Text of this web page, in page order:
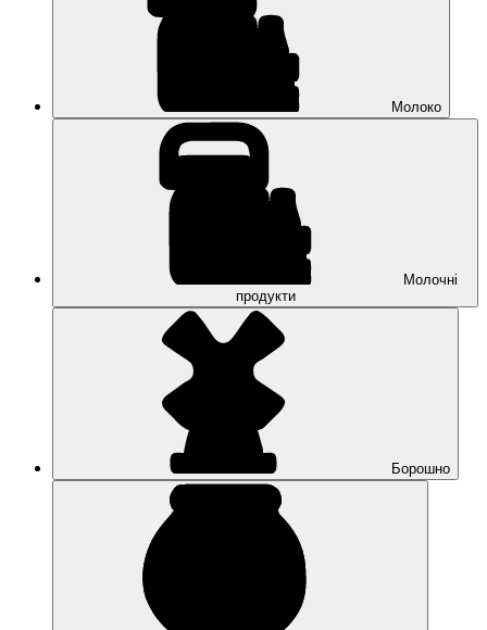
Молоко
Молочні
продукти
Борошно